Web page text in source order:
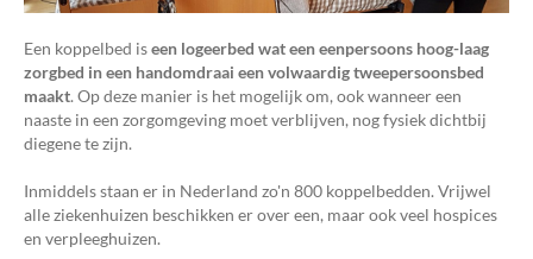
Een koppelbed iseen logeerbed wat een eenpersoons hoog-laag
zorgbed in een handomdraai een volwaardig tweepersoonsbed
maakt. Op deze manier is het mogelijk om, ook wanneer een
naaste in een zorgomgeving moet verblijven, nog fysiek dichtbij
diegene te zijn.
Inmiddels staan er in Nederland zo'n 800 koppelbedden. Vrijwel
alle ziekenhuizen beschikken er over een, maar ook veel hospices
en verpleeghuizen.